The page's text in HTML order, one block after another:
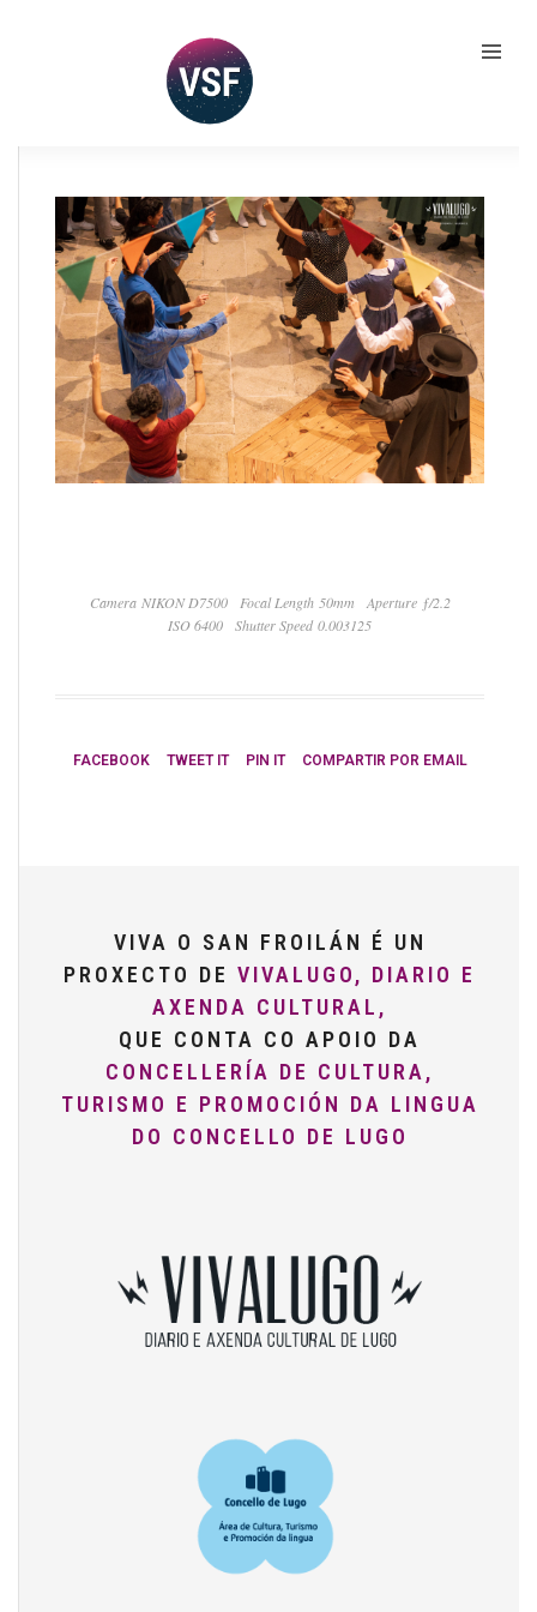
Camera NIKON D7500 Focal Length 50mm
Aperture ƒ/2.2
ISO 6400
Shutter Speed 0.003125
FACEBOOK TWEET IT PIN IT COMPARTIR POR EMAIL
VIVA O SAN FROILÁN É UN
PROXECTO DE VIVALUGO, DIARIO E
AXENDA CULTURAL,
QUE CONTA CO APOIO DA
CONCELLERÍA DE CULTURA,
TURISMO E PROMOCIÓN DA LINGUA
DO CONCELLO DE LUGO